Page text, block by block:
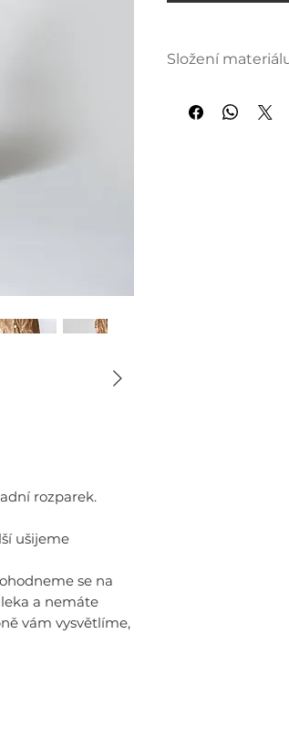
rozparek.
ušijeme
se na
a nemáte
vám vysvětlíme,
Složení
50 % polyuretan